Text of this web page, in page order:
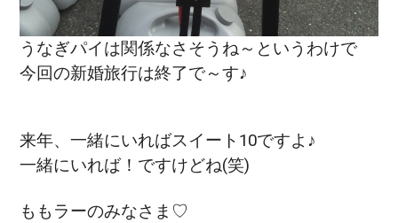
うなぎパイは関係なさそうね～というわけで
今回の新婚旅行は終了で～す♪
来年、一緒にいればスイート10ですよ♪
一緒にいれば！ですけどね(笑)
ももラーのみなさま♡